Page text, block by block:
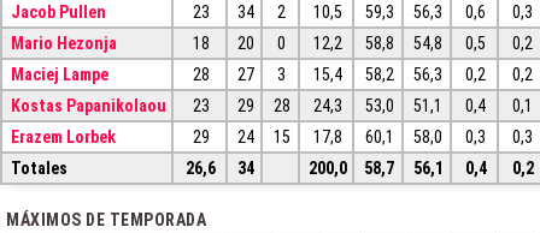
Jacob Pullen
23 34 2 10,5 59,3 56,3 0,6
0,3
Mario Hezonja
18 20 0 12,2 58,8 54,8 0,5
0,2
Maciej Lampe
28 27 3 15,4 58,2 56,3 0,2
0,2
Kostas Papanikolaou
23 29 28 24,3 53,0 51,1 0,4
0,1
Erazem Lorbek
29 24 15 17,8 60,1 58,0 0,3
0,3
Totales
26,6 34 200,0 58,7 56,1 0,4 0,2
MÁXIMOS DE TEMPORADA